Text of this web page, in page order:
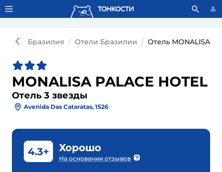
Тонкости используют сookie-файлы. Что это значит?
Бразилия Отели Бразилии Отель MONALISA
MONALISA PALACE HOTEL
Отель 3 звезды
Avenida Das Cataratas, 1526
4.3+ Хорошо
На основании отзывов